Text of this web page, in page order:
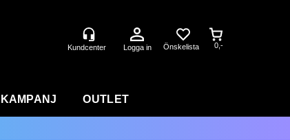
Logga in 0,-
KAMPANJ OUTLET